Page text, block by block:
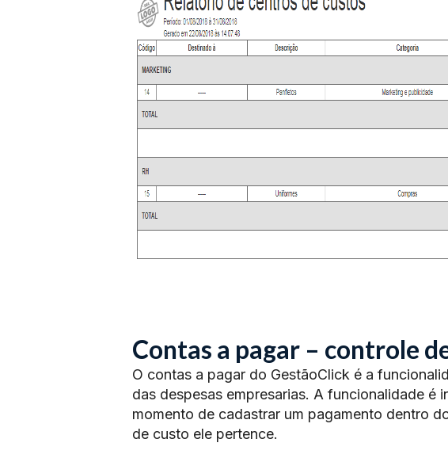
Contas a pagar – controle
O contas a pagar do GestãoClick é a
das despesas empresarias. A funcionalidade é
momento de cadastrar um pagamento dentro
de custo ele pertence.